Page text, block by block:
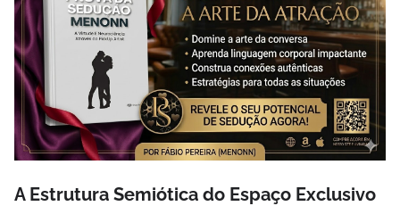
A Estrutura Semiótica do Espaço Exclusivo